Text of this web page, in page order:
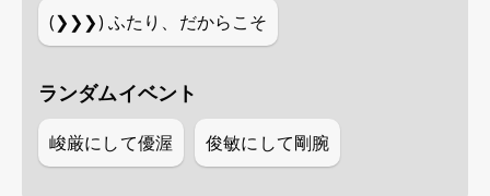
(❯❯❯) ふたり、だからこそ
ランダムイベント
峻厳にして優渥 俊敏にして剛腕